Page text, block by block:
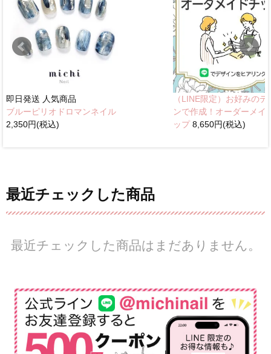
即日発送 人気商品
ブルーピリオドロマンネイル
2,350円(税込)
（LINE限定）お好みのデ
ンで作成！オーダーメイ
ップ8,650円(税込)
最近チェックした商品
最近チェックした商品はまだありません。